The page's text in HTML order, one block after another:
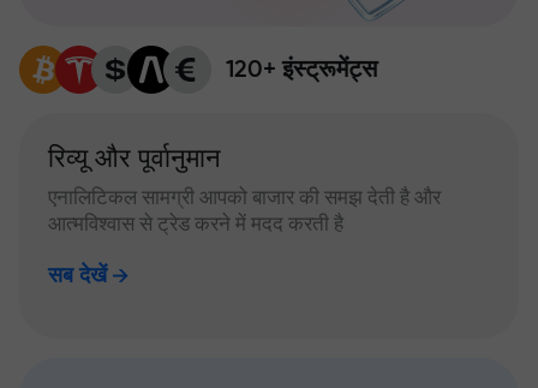
120+ इंस्ट्रूमेंट्स
रिव्यू और पूर्वानुमान
एनालिटिकल सामग्री आपको बाजार की समझ देती है और
आत्मविश्वास से ट्रेड करने में मदद करती है
सब देखें